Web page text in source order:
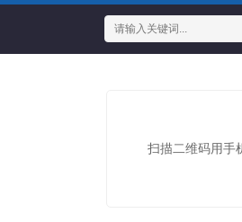
扫描二维码用手